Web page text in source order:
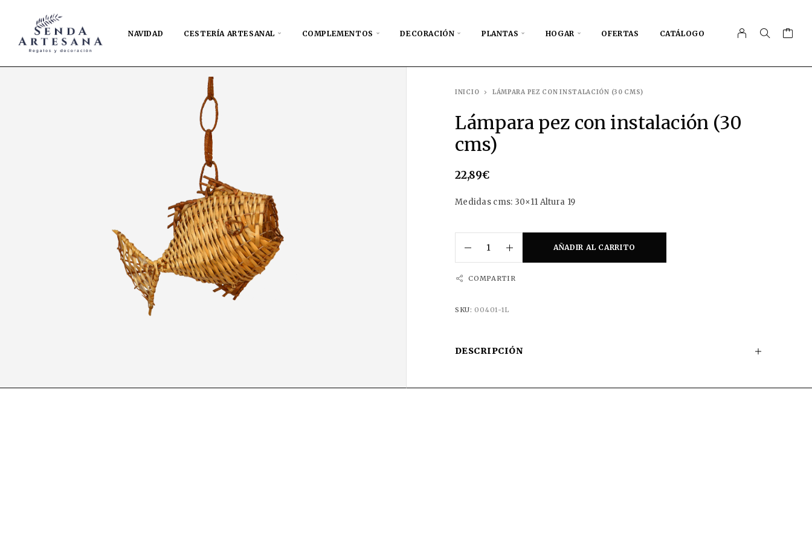
NAVIDAD CESTERÍA ARTESANAL COMPLEMENTOS DECORACIÓN PLANTAS HOGAR OFERTAS CATÁLOGO
INICIO LÁMPARA PEZ CON INSTALACIÓN (30 CMS)
Lámpara pez con instalación (30
cms)
22,89€
Medidas cms: 30×11 Altura 19
AÑADIR AL CARRITO
COMPARTIR
SKU:00401-1L
DESCRIPCIÓN